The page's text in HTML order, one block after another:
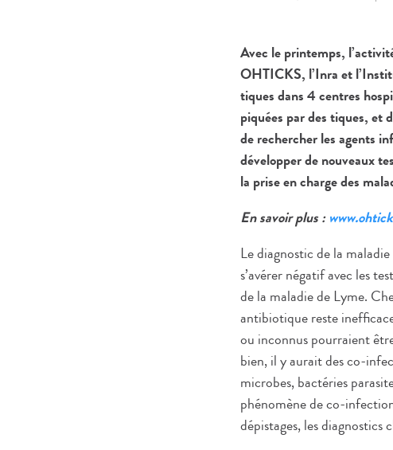
Avec le printemps,
OHTICKS, l’Inra et
tiques dans 4 centres
piquées par des tiques, et
de rechercher les agents
développer de nouveaux
la prise en charge des
En savoir plus :
Le diagnostic de la
s’avérer négatif avec les
de la maladie de Lyme.
antibiotique reste
ou inconnus pourraient
bien, il y aurait des co-
microbes, bactéries
phénomène de co-
dépistages, les diagnostics